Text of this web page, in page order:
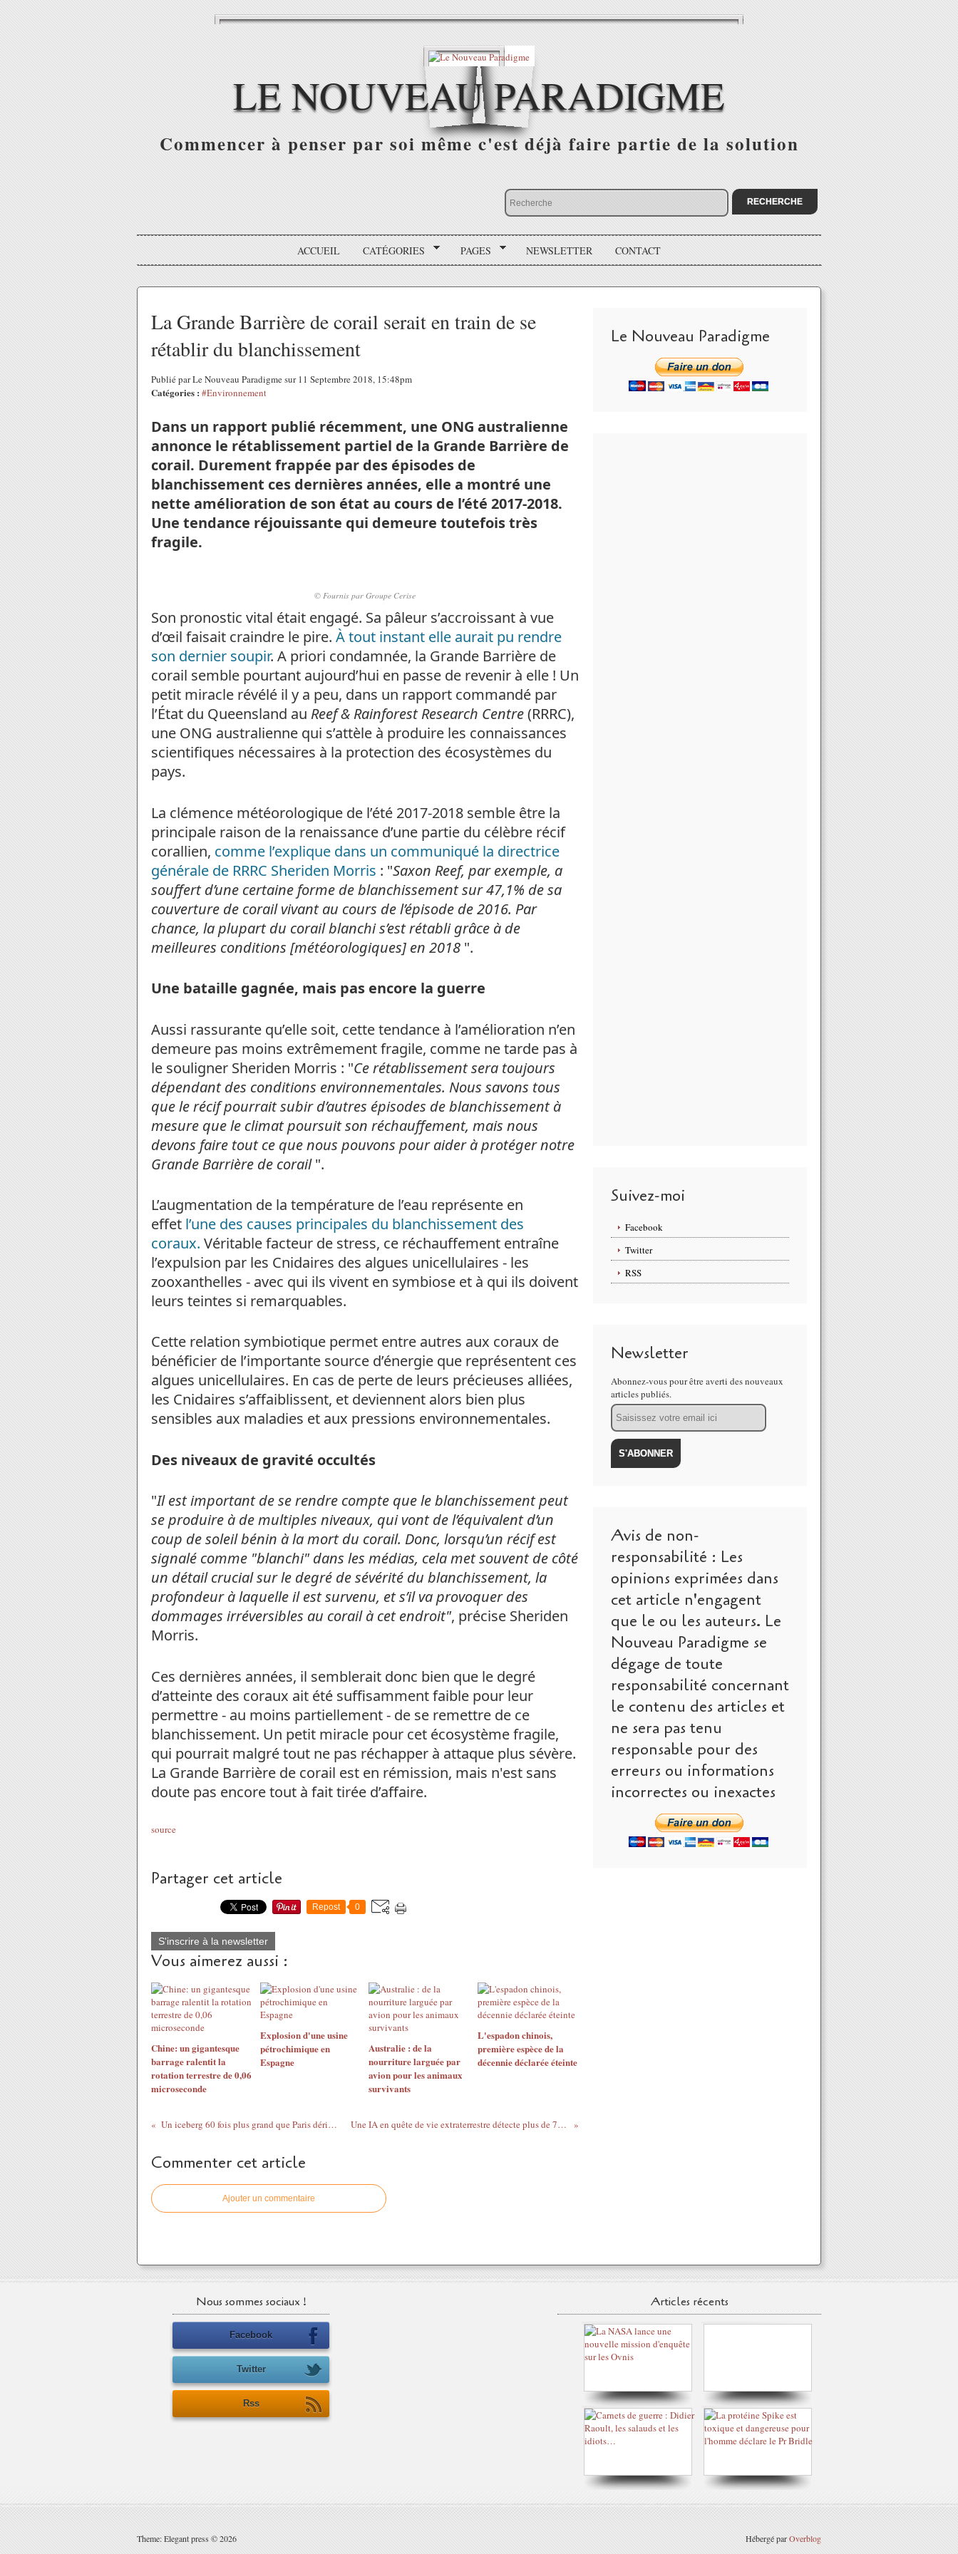
LE NOUVEAU PARADIGME
Commencer à penser par soi même c'est déjà faire partie de la solution
ACCUEIL CATÉGORIES PAGES NEWSLETTER CONTACT
La Grande Barrière de corail serait en train de se
rétablir du blanchissement
Publié par Le Nouveau Paradigme sur 11 Septembre 2018, 15:48pm
Catégories : #Environnement
Dans un rapport publié récemment, une ONG australienne
annonce le rétablissement partiel de la Grande Barrière de
corail. Durement frappée par des épisodes de
blanchissement ces dernières années, elle a montré une
nette amélioration de son état au cours de l’été 2017-2018.
Une tendance réjouissante qui demeure toutefois très
fragile.
© Fournis par Groupe Cerise
Son pronostic vital était engagé. Sa pâleur s’accroissant à vue
d’œil faisait craindre le pire. À tout instant elle aurait pu rendre
son dernier soupir. A priori condamnée, la Grande Barrière de
corail semble pourtant aujourd’hui en passe de revenir à elle ! Un
petit miracle révélé il y a peu, dans un rapport commandé par
l’État du Queensland au Reef & Rainforest Research Centre(RRRC),
une ONG australienne qui s’attèle à produire les connaissances
scientifiques nécessaires à la protection des écosystèmes du
pays.
La clémence météorologique de l’été 2017-2018 semble être la
principale raison de la renaissance d’une partie du célèbre récif
corallien, comme l’explique dans un communiqué la directrice
générale de RRRC Sheriden Morris : "Saxon Reef, par exemple, a
souffert d’une certaine forme de blanchissement sur 47,1% de sa
couverture de corail vivant au cours de l’épisode de 2016. Par
chance, la plupart du corail blanchi s’est rétabli grâce à de
meilleures conditions [météorologiques] en 2018 ".
Une bataille gagnée, mais pas encore la guerre
Aussi rassurante qu’elle soit, cette tendance à l’amélioration n’en
demeure pas moins extrêmement fragile, comme ne tarde pas à
le souligner Sheriden Morris : "Ce rétablissement sera toujours
dépendant des conditions environnementales. Nous savons tous
que le récif pourrait subir d’autres épisodes de blanchissement à
mesure que le climat poursuit son réchauffement, mais nous
devons faire tout ce que nous pouvons pour aider à protéger notre
Grande Barrière de corail".
L’augmentation de la température de l’eau représente en
effet l’une des causes principales du blanchissement des
coraux. Véritable facteur de stress, ce réchauffement entraîne
l’expulsion par les Cnidaires des algues unicellulaires - les
zooxanthelles - avec qui ils vivent en symbiose et à qui ils doivent
leurs teintes si remarquables.
Cette relation symbiotique permet entre autres aux coraux de
bénéficier de l’importante source d’énergie que représentent ces
algues unicellulaires. En cas de perte de leurs précieuses alliées,
les Cnidaires s’affaiblissent, et deviennent alors bien plus
sensibles aux maladies et aux pressions environnementales.
Des niveaux de gravité occultés
"Il est important de se rendre compte que le blanchissement peut
se produire à de multiples niveaux, qui vont de l’équivalent d’un
coup de soleil bénin à la mort du corail. Donc, lorsqu’un récif est
signalé comme "blanchi" dans les médias, cela met souvent de côté
un détail crucial sur le degré de sévérité du blanchissement, la
profondeur à laquelle il est survenu, et s’il va provoquer des
dommages irréversibles au corail à cet endroit", précise Sheriden
Morris.
Ces dernières années, il semblerait donc bien que le degré
d’atteinte des coraux ait été suffisamment faible pour leur
permettre - au moins partiellement - de se remettre de ce
blanchissement. Un petit miracle pour cet écosystème fragile,
qui pourrait malgré tout ne pas réchapper à attaque plus sévère.
La Grande Barrière de corail est en rémission, mais n'est sans
doute pas encore tout à fait tirée d’affaire.
source
Partager cet article
Repost 0
S'inscrire à la newsletter
Vous aimerez aussi :
Chine: un gigantesque
barrage ralentit la
rotation terrestre de 0,06
microseconde
Explosion d'une usine
pétrochimique en
Espagne
Australie : de la
nourriture larguée par
avion pour les animaux
survivants
L'espadon chinois,
première espèce de la
décennie déclarée éteinte
Un iceberg 60 fois plus grand que Paris dérive dans les eaux et inquiète Une IA en quête de vie extraterrestre détecte plus de 70 sons mystérieux dans l’espace
Commenter cet article
Ajouter un commentaire
Le Nouveau Paradigme
Suivez-moi
Facebook
Twitter
RSS
Newsletter
Abonnez-vous pour être averti des nouveaux
articles publiés.
Email
Avis de non-
responsabilité : Les
opinions exprimées dans
cet article n'engagent
que le ou les auteurs. Le
Nouveau Paradigme se
dégage de toute
responsabilité concernant
le contenu des articles et
ne sera pas tenu
responsable pour des
erreurs ou informations
incorrectes ou inexactes
Nous sommes sociaux !
Facebook
Twitter
Rss
Articles récents
Theme: Elegant press © 2026 Hébergé parOverblog